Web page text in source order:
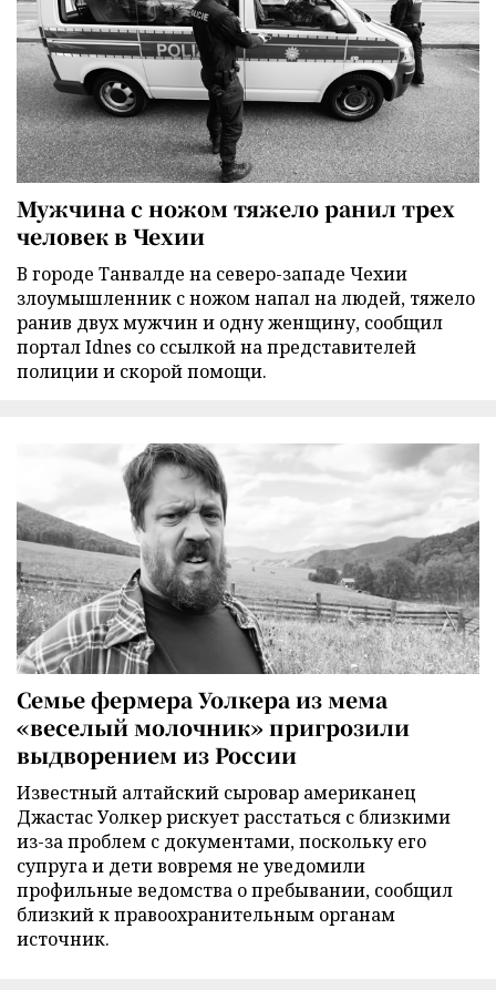
Мужчина с ножом тяжело ранил трех
человек в Чехии
В городе Танвалде на северо-западе Чехии
злоумышленник с ножом напал на людей, тяжело
ранив двух мужчин и одну женщину, сообщил
портал Idnes со ссылкой на представителей
полиции и скорой помощи.
Семье фермера Уолкера из мема
«веселый молочник» пригрозили
выдворением из России
Известный алтайский сыровар американец
Джастас Уолкер рискует расстаться с близкими
из-за проблем с документами, поскольку его
супруга и дети вовремя не уведомили
профильные ведомства о пребывании, сообщил
близкий к правоохранительным органам
источник.